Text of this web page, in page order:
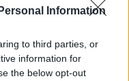
Information
to third parties, or
information for
the below opt-out